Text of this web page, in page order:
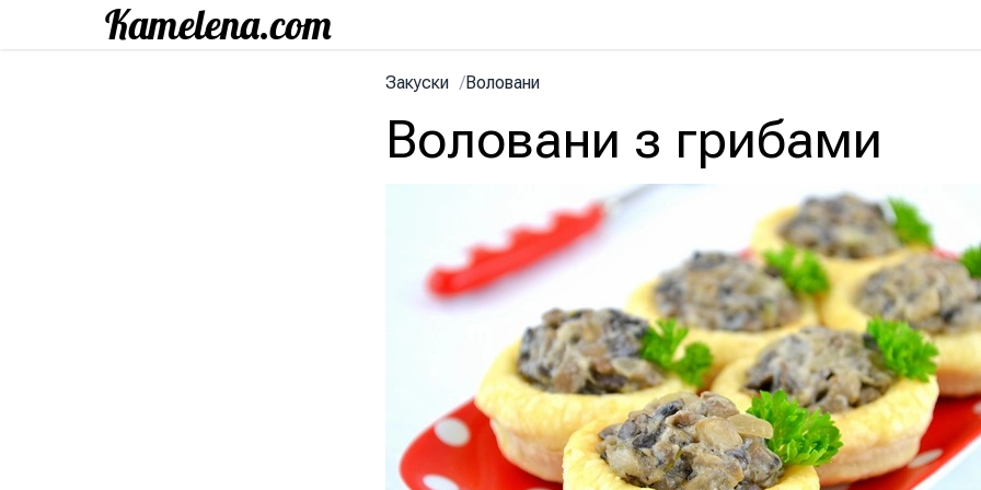
Закуски /Воловани
Воловани з грибами